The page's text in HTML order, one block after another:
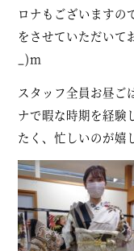
ロナもございますの
をさせていただいて
_)m
スタッフ全員お昼ご
ナで暇な時期を経験
たく、忙しいのが嬉